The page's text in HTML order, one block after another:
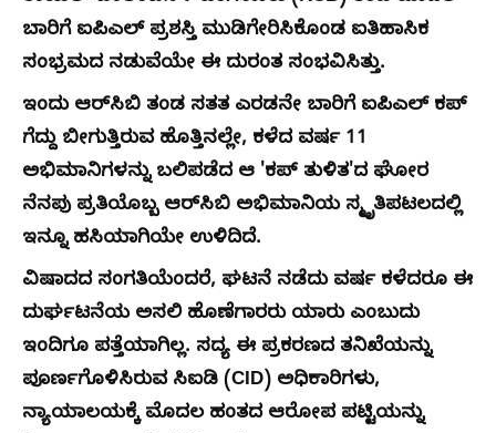
ಬಾರಿಗೆ ಐಪಿಎಲ್ ಪ್ರಶಸ್ತಿ ಮುಡಿಗೇರಿಸಿಕೊಂಡ ಐತಿಹಾಸಿಕ
ಸಂಭ್ರಮದ ನಡುವೆಯೇ ಈ ದುರಂತ ಸಂಭವಿಸಿತ್ತು.
ಇಂದು ಆರ್‌ಸಿಬಿ ತಂಡ ಸತತ ಎರಡನೇ ಬಾರಿಗೆ ಐಪಿಎಲ್‌ ಕಪ್‌
ಗೆದ್ದು ಬೀಗುತ್ತಿರುವ ಹೊತ್ತಿನಲ್ಲೇ, ಕಳೆದ ವರ್ಷ 11
ಅಭಿಮಾನಿಗಳನ್ನು ಬಲಿಪಡೆದ ಆ 'ಕಪ್‌ ತುಳಿತ'ದ ಘೋರ
ನೆನಪು ಪ್ರತಿಯೊಬ್ಬ ಆರ್‌ಸಿಬಿ ಅಭಿಮಾನಿಯ ಸ್ಮೃತಿಪಟಲದಲ್ಲಿ
ಇನ್ನೂ ಹಸಿಯಾಗಿಯೇ ಉಳಿದಿದೆ.
ವಿಷಾದದ ಸಂಗತಿಯೆಂದರೆ, ಘಟನೆ ನಡೆದು ವರ್ಷ ಕಳೆದರೂ ಈ
ದುರ್ಘಟನೆಯ ಅಸಲಿ ಹೊಣೆಗಾರರು ಯಾರು ಎಂಬುದು
ಇಂದಿಗೂ ಪತ್ತೆಯಾಗಿಲ್ಲ. ಸದ್ಯ ಈ ಪ್ರಕರಣದ ತನಿಖೆಯನ್ನು
ಪೂರ್ಣಗೊಳಿಸಿರುವ ಸಿಐಡಿ (CID) ಅಧಿಕಾರಿಗಳು,
ನ್ಯಾಯಾಲಯಕ್ಕೆ ಮೊದಲ ಹಂತದ ಆರೋಪ ಪಟ್ಟಿಯನ್ನು